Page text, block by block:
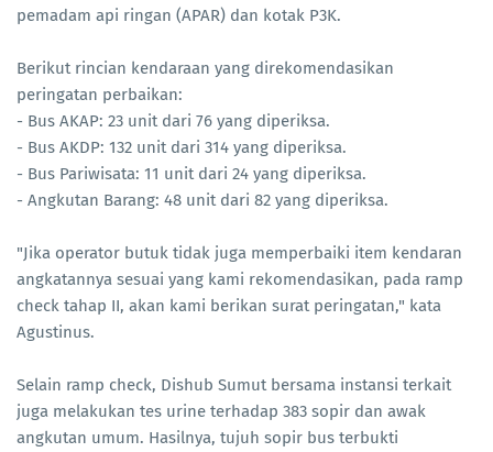
pemadam api ringan (APAR) dan kotak P3K.
Berikut rincian kendaraan yang direkomendasikan
peringatan perbaikan:
- Bus AKAP: 23 unit dari 76 yang diperiksa.
- Bus AKDP: 132 unit dari 314 yang diperiksa.
- Bus Pariwisata: 11 unit dari 24 yang diperiksa.
- Angkutan Barang: 48 unit dari 82 yang diperiksa.
"Jika operator butuk tidak juga memperbaiki item kendaran
angkatannya sesuai yang kami rekomendasikan, pada ramp
check tahap II, akan kami berikan surat peringatan," kata
Agustinus.
Selain ramp check, Dishub Sumut bersama instansi terkait
juga melakukan tes urine terhadap 383 sopir dan awak
angkutan umum. Hasilnya, tujuh sopir bus terbukti